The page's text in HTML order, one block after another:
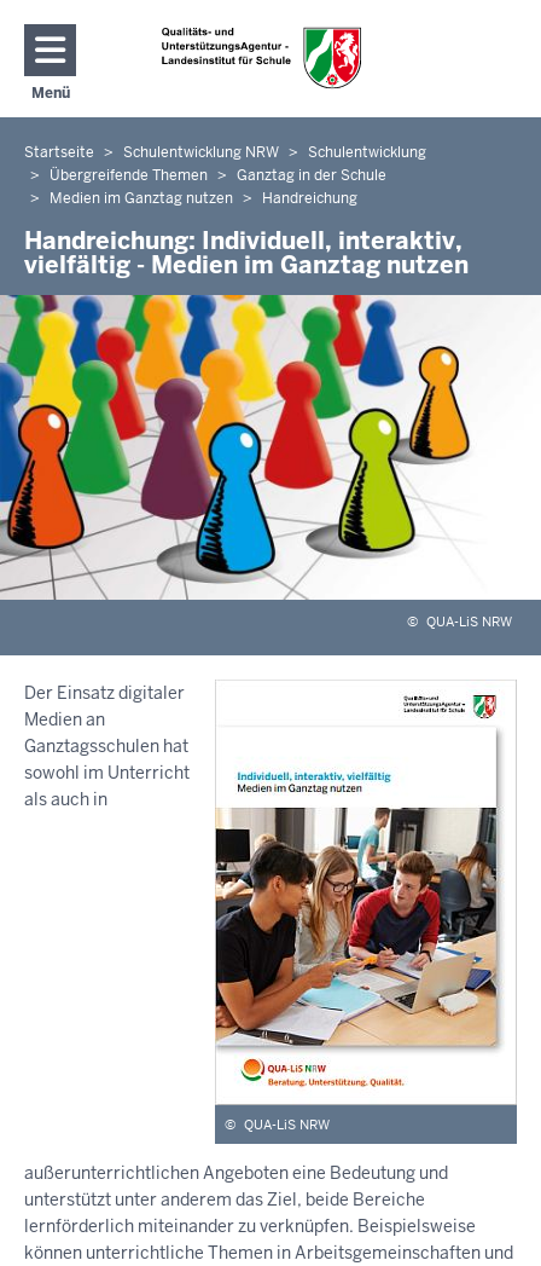
Direkt zum Inhalt
Menü
Navigation aktivieren/deaktivieren: Hauptmenü
Sie
befinden
hier
Startseite Schulentwicklung NRW
Schulentwicklung
Übergreifende Themen
Ganztag in der Schule
Medien im Ganztag nutzen
Handreichung
Handreichung: Individuell, interaktiv,
vielfältig - Medien im Ganztag nutzen
© QUA-LiS NRW
© QUA-LiS NRW
Der Einsatz digitaler
Medien an
Ganztagsschulen hat
sowohl im Unterricht
als auch in
außerunterrichtlichen Angeboten eine Bedeutung und
unterstützt unter anderem das Ziel, beide Bereiche
lernförderlich miteinander zu verknüpfen. Beispielsweise
können unterrichtliche Themen in Arbeitsgemeinschaften und